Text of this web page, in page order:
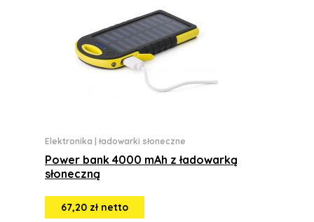
Elektronika ładowarki słoneczne
Power bank 4000 mAh z ładowarką
słoneczną
67,20 zł netto